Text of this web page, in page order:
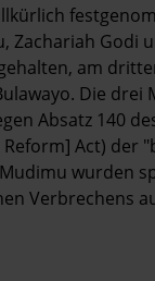
Godi
am
Die drei
Absatz 140
Act) der
wurden
Verbrechens